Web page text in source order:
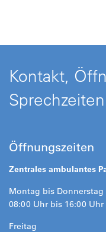
Kontakt,
Sprechzeiten
Öffnungszeiten
Zentrales ambulantes
Montag bis Donnerstag
08:00 Uhr bis 16:00 Uhr
Freitag